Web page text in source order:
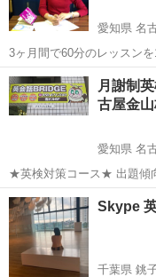
愛知県 名
3ヶ月間で60分のレッスン
す。英検などの二次試験が
員の経験がありますので、
ると思います。 英検など資
愛知 名古屋市 英
月謝制
古屋金山
愛知県 名
★英検対策コース★ 出題傾
いきます。試験に出やすい
対策もお任せください。 ※準1級以上のコースでは、ライティングに
も対応しています。
愛知 名古屋市 英検
Skype
千葉県 銚